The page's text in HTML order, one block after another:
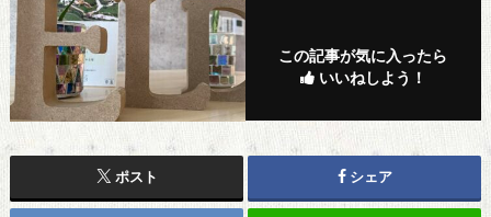
この記事が気に入ったら
いいねしよう！
ポスト シェア